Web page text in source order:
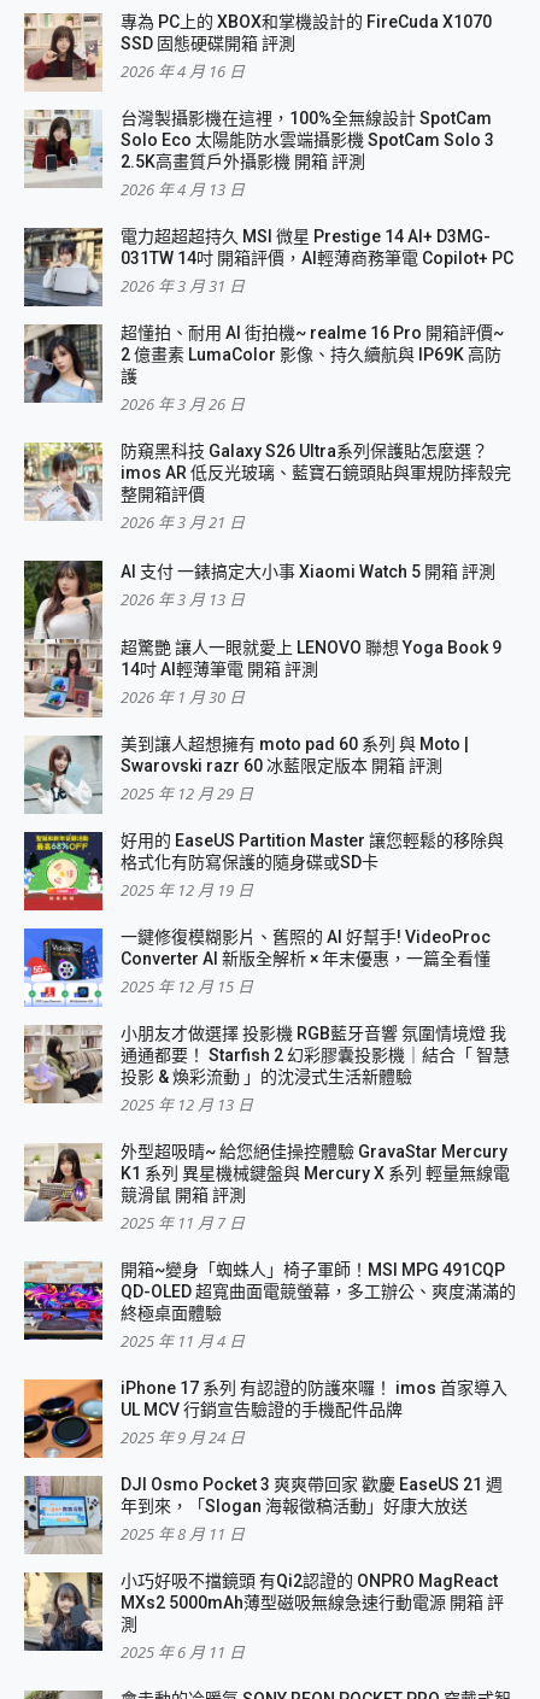
專為 PC上的 XBOX和掌機設計的 FireCuda X1070
SSD 固態硬碟開箱 評測
2026 年 4 月 16 日
台灣製攝影機在這裡，100%全無線設計 SpotCam
Solo Eco 太陽能防水雲端攝影機 SpotCam Solo 3
2.5K高畫質戶外攝影機 開箱 評測
2026 年 4 月 13 日
電力超超超持久 MSI 微星 Prestige 14 AI+ D3MG-
031TW 14吋 開箱評價，AI輕薄商務筆電 Copilot+ PC
2026 年 3 月 31 日
超懂拍、耐用 AI 街拍機~ realme 16 Pro 開箱評價~
2 億畫素 LumaColor 影像、持久續航與 IP69K 高防
護
2026 年 3 月 26 日
防窺黑科技 Galaxy S26 Ultra系列保護貼怎麼選？
imos AR 低反光玻璃、藍寶石鏡頭貼與軍規防摔殼完
整開箱評價
2026 年 3 月 21 日
AI 支付 一錶搞定大小事 Xiaomi Watch 5 開箱 評測
2026 年 3 月 13 日
超驚艷 讓人一眼就愛上 LENOVO 聯想 Yoga Book 9
14吋 AI輕薄筆電 開箱 評測
2026 年 1 月 30 日
美到讓人超想擁有 moto pad 60 系列 與 Moto |
Swarovski razr 60 冰藍限定版本 開箱 評測
2025 年 12 月 29 日
好用的 EaseUS Partition Master 讓您輕鬆的移除與
格式化有防寫保護的隨身碟或SD卡
2025 年 12 月 19 日
一鍵修復模糊影片、舊照的 AI 好幫手! VideoProc
Converter AI 新版全解析 × 年末優惠，一篇全看懂
2025 年 12 月 15 日
小朋友才做選擇 投影機 RGB藍牙音響 氛圍情境燈 我
通通都要！ Starfish 2 幻彩膠囊投影機｜結合「 智慧
投影 & 煥彩流動 」的沈浸式生活新體驗
2025 年 12 月 13 日
外型超吸晴~ 給您絕佳操控體驗 GravaStar Mercury
K1 系列 異星機械鍵盤與 Mercury X 系列 輕量無線電
競滑鼠 開箱 評測
2025 年 11 月 7 日
開箱~變身「蜘蛛人」椅子軍師！MSI MPG 491CQP
QD-OLED 超寬曲面電競螢幕，多工辦公、爽度滿滿的
終極桌面體驗
2025 年 11 月 4 日
iPhone 17 系列 有認證的防護來囉！ imos 首家導入
UL MCV 行銷宣告驗證的手機配件品牌
2025 年 9 月 24 日
DJI Osmo Pocket 3 爽爽帶回家 歡慶 EaseUS 21 週
年到來，「Slogan 海報徵稿活動」好康大放送
2025 年 8 月 11 日
小巧好吸不擋鏡頭 有Qi2認證的 ONPRO MagReact
MXs2 5000mAh薄型磁吸無線急速行動電源 開箱 評
測
2025 年 6 月 11 日